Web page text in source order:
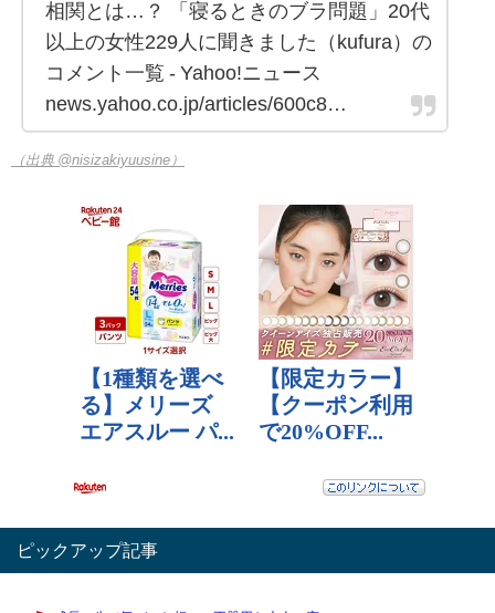
相関とは…？ 「寝るときのブラ問題」20代
以上の女性229人に聞きました（kufura）の
コメント一覧 - Yahoo!ニュース
news.yahoo.co.jp/articles/600c8…
（出典 @nisizakiyuusine）
ピックアップ記事